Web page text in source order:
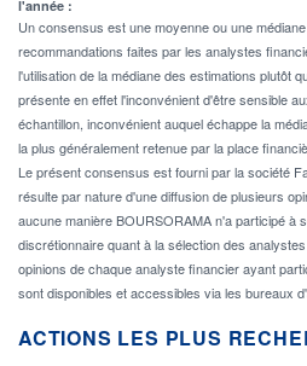
l'année :
Un consensus est une moyenne ou une
recommandations faites par les analystes
l'utilisation de la médiane des estimations plutôt
présente en effet l'inconvénient d'être sensible
échantillon, inconvénient auquel échappe la
la plus généralement retenue par la place
Le présent consensus est fourni par la société
résulte par nature d'une diffusion de plusieurs
aucune manière BOURSORAMA n'a participé à
discrétionnaire quant à la sélection des
opinions de chaque analyste financier ayant
sont disponibles et accessibles via les bureaux
ACTIONS LES PLUS